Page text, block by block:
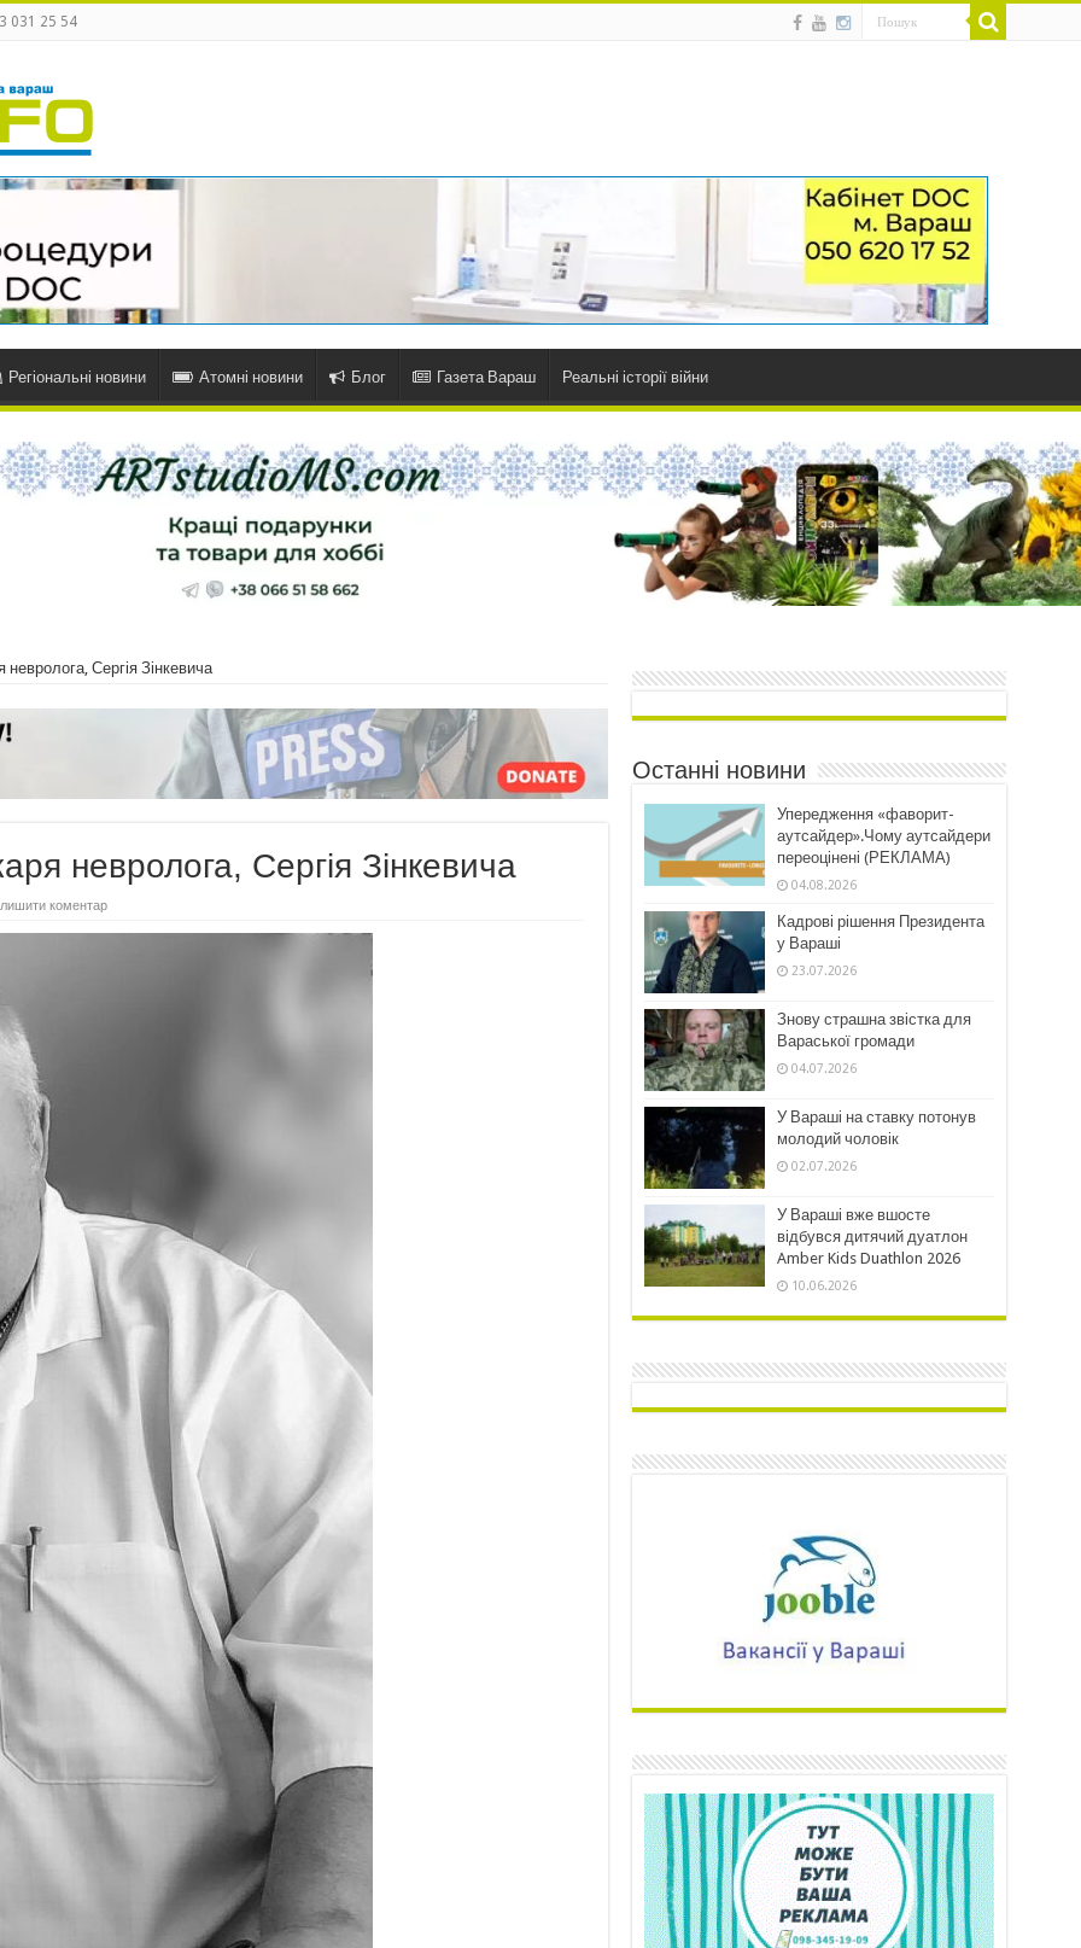
031 25 54
Регіональні новини Атомні новини Блог Газета Вараш Реальні історії війни
Сергія Зінкевича
невролога, Сергія Зінкевича
коментар
Останні новини
Упередження «фаворит-
аутсайдер».Чому аутсайдери
переоцінені (РЕКЛАМА)
04.08.2026
Кадрові рішення Президента
у Вараші
23.07.2026
Знову страшна звістка для
Вараської громади
04.07.2026
У Вараші на ставку потонув
молодий чоловік
02.07.2026
У Вараші вже вшосте
відбувся дитячий дуатлон
Amber Kids Duathlon 2026
10.06.2026